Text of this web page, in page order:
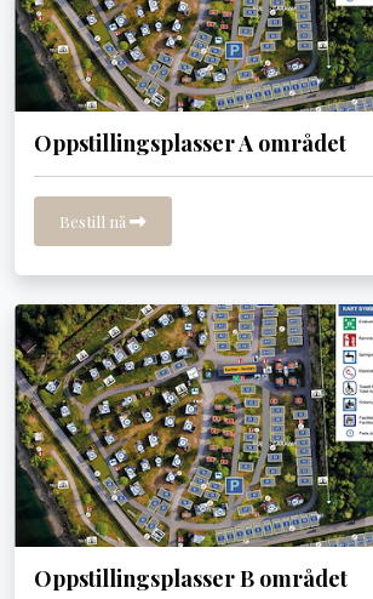
Oppstillingsplasser A området
Bestill nå
Oppstillingsplasser B området